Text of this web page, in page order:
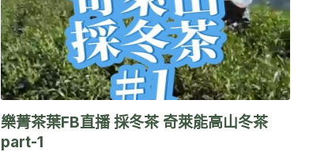
樂菁茶葉FB直播 採冬茶 奇萊能高山冬茶
part-1